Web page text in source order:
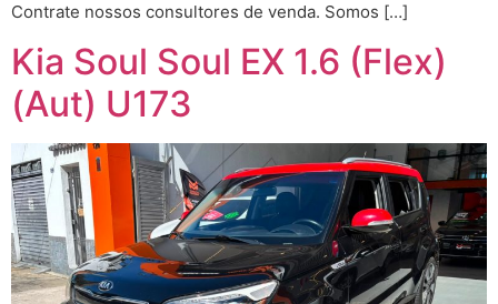
Contrate nossos consultores de venda. Somos […]
Kia Soul Soul EX 1.6 (Flex)
(Aut) U173